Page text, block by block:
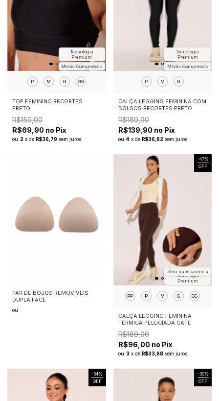
Média Compressão
Tecnologia
Premium
P M G GG
TOP FEMININO RECORTES
PRETO
R$159,00
R$69,90 no Pix
ou 2 x de R$36,79 sem juros
Média Compressão
Tecnologia
Premium
P M G
CALÇA LEGGING FEMININA COM
BOLSOS RECORTES PRETO
R$189,90
R$139,90 no Pix
ou 4 x de R$36,82 sem juros
PAR DE BOJOS REMOVÍVEIS
DUPLA FACE
ou
-47%
OFF
Tecnologia
Premium
Zero transparência
PP P M G GG
CALÇA LEGGING FEMININA
TÉRMICA PELUCIADA CAFÉ
R$189,00
R$96,00 no Pix
ou 3 x de R$33,68 sem juros
-34%
OFF
-30%
OFF